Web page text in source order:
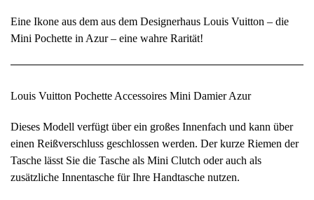
Eine Ikone aus dem aus dem Designerhaus Louis Vuitton – die
Mini Pochette in Azur – eine wahre Rarität!
Louis Vuitton Pochette Accessoires Mini Damier Azur
Dieses Modell verfügt über ein großes Innenfach und kann über
einen Reißverschluss geschlossen werden. Der kurze Riemen der
Tasche lässt Sie die Tasche als Mini Clutch oder auch als
zusätzliche Innentasche für Ihre Handtasche nutzen.